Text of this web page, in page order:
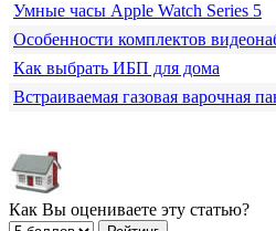
Умные часы Apple Watch Series 5
Особенности комплектов
Как выбрать ИБП для дома
Встраиваемая газовая варочная
Как Вы оцениваете эту статью?